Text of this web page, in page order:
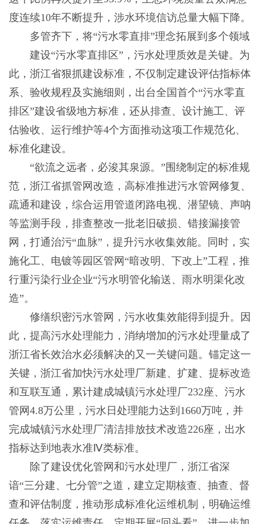
度连续10年不断提升，涉水环境信访总量大幅下降。
多管齐下，将“污水零直排”理念拓展到多个领域
建设“污水零直排区”，污水处理质效是关键。为
此，浙江省狠抓建设标准，不仅制定建设评估指标体
系、验收规程及实施细则，出台全国首个“污水零直
排区”建设省级地方标准，还从排查、设计施工、评
估验收、运行维护等4个方面推动这项工作规范化、
标准化建设。
“欲流之远者，必浚其泉源。”围绕制定的标准规
范，浙江省抓管网改造，高标准推进污水管网修复、
疏通和建设，综合运用管道闭路电视、潜望镜、声呐
等监测手段，排查整改一批老旧破损、错接漏接管
网，打通治污“血脉”，提升污水收集效能。同时，实
施化工、电镀等园区管网“暗改明、下改上”工程，推
行重污染行业企业“污水明管化输送、雨水明渠化改
造”。
修缮织密污水管网，污水收集效能得到提升。因
此，提高污水处理能力，消纳增加的污水处理量成了
浙江省长效治水必须解决的又一关键问题。锚定这一
关键，浙江省加快污水处理厂新建、扩建、提标改造
和互联互通，累计建成城镇污水处理厂232座、污水
管网4.8万公里，污水日处理能力达到1660万吨，并
完成城镇污水处理厂清洁排放技术改造226座，出水
指标达到地表水准Ⅳ类标准。
除了建设优化管网和污水处理厂，浙江省深
谙“三分建、七分管”之道，建立定期核查、抽查、督
查和评估制度，推动形成标准化运维机制，明确运维